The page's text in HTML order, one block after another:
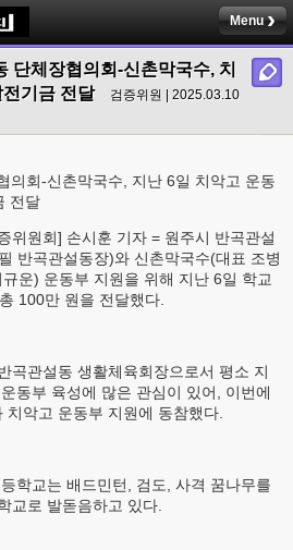
Menu
단체장협의회-신촌막국수, 치
기금 전달
검증위원 | 2025.03.10
의회-신촌막국수, 지난 6일 치악고 운동
전달
위원회] 손시훈 기자 = 원주시 반곡관설
반곡관설동장)와 신촌막국수(대표 조병
운) 운동부 지원을 위해 지난 6일 학교
100만 원을 전달했다.
곡관설동 생활체육회장으로서 평소 지
동부 육성에 많은 관심이 있어, 이번에
악고 운동부 지원에 동참했다.
학교는 배드민턴, 검도, 사격 꿈나무를
교로 발돋음하고 있다.